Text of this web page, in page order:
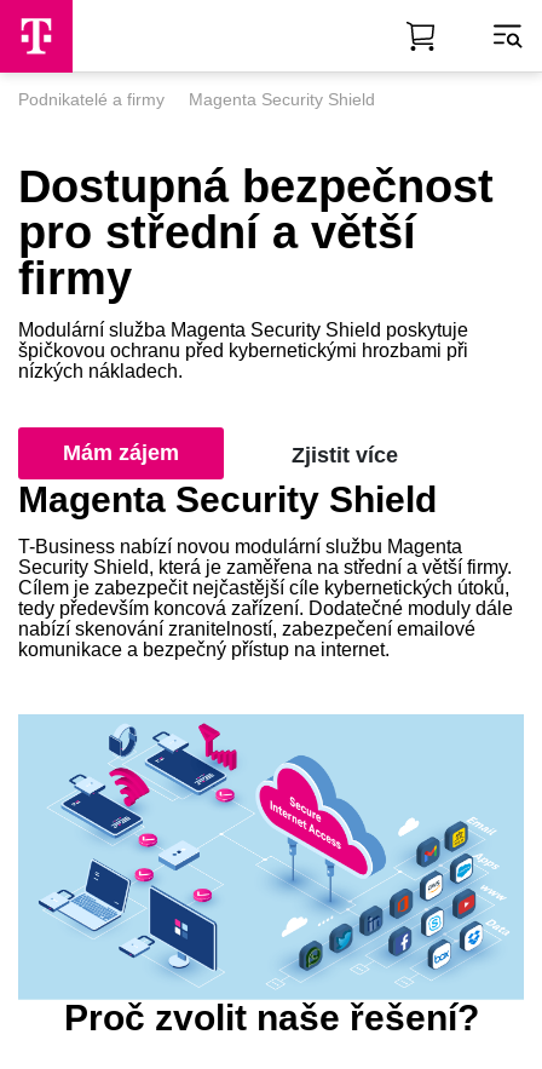
Skip to Main Content
Podnikatelé a firmy Magenta Security Shield
Dostupná bezpečnost
pro střední a větší
firmy
Modulární služba Magenta Security Shield poskytuje
špičkovou ochranu před kybernetickými hrozbami při
nízkých nákladech.
Mám zájem Zjistit více
Magenta Security Shield
T-Business nabízí novou modulární službu Magenta
Security Shield, která je zaměřena na střední a větší firmy.
Cílem je zabezpečit nejčastější cíle kybernetických útoků,
tedy především koncová zařízení. Dodatečné moduly dále
nabízí skenování zranitelností, zabezpečení emailové
komunikace a bezpečný přístup na internet.
Proč zvolit naše řešení?